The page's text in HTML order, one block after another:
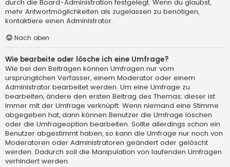
durch die Board-Administration festgelegt. Wenn du glaubst,
mehr Antwortmöglichkeiten als zugelassen zu benötigen,
kontaktiere einen Administrator.
Nach oben
Wie bearbeite oder lösche ich eine Umfrage?
Wie bei den Beiträgen können Umfragen nur vom
ursprünglichen Verfasser, einem Moderator oder einem
Administrator bearbeitet werden. Um eine Umfrage zu
bearbeiten, ändere den ersten Beitrag des Themas; dieser ist
immer mit der Umfrage verknüpft. Wenn niemand eine Stimme
abgegeben hat, dann können Benutzer die Umfrage löschen
oder die Umfrageoption bearbeiten. Sollte allerdings schon ein
Benutzer abgestimmt haben, so kann die Umfrage nur noch von
Moderatoren oder Administratoren geändert oder gelöscht
werden. Dadurch soll die Manipulation von laufenden Umfragen
verhindert werden.